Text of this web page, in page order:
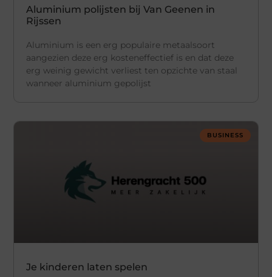
Aluminium polijsten bij Van Geenen in
Rijssen
Aluminium is een erg populaire metaalsoort
aangezien deze erg kosteneffectief is en dat deze
erg weinig gewicht verliest ten opzichte van staal
wanneer aluminium gepolijst
BUSINESS
Je kinderen laten spelen